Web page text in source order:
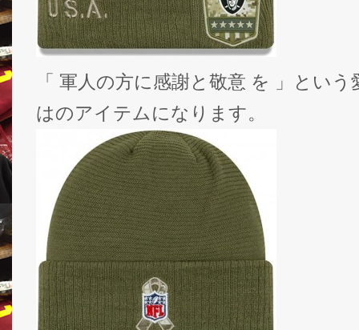
「 軍人の方に感謝と敬意 を 」とい
はのアイテムになります。